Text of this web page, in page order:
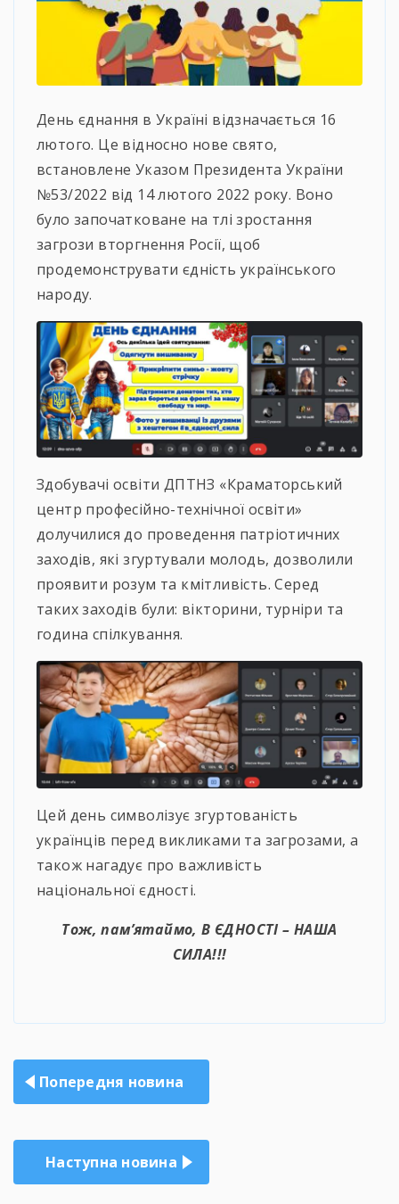
День єднання в Україні відзначається 16
лютого. Це відносно нове свято,
встановлене Указом Президента України
№53/2022 від 14 лютого 2022 року. Воно
було започатковане на тлі зростання
загрози вторгнення Росії, щоб
продемонструвати єдність українського
народу.
Здобувачі освіти ДПТНЗ «Краматорський
центр професійно-технічної освіти»
долучилися до проведення патріотичних
заходів, які згуртували молодь, дозволили
проявити розум та кмітливість. Серед
таких заходів були: вікторини, турніри та
година спілкування.
Цей день символізує згуртованість
українців перед викликами та загрозами, а
також нагадує про важливість
національної єдності.
Тож, пам’ятаймо, В ЄДНОСТІ – НАША
СИЛА!!!
Навігація
записів
Попередня новина
Наступна новина